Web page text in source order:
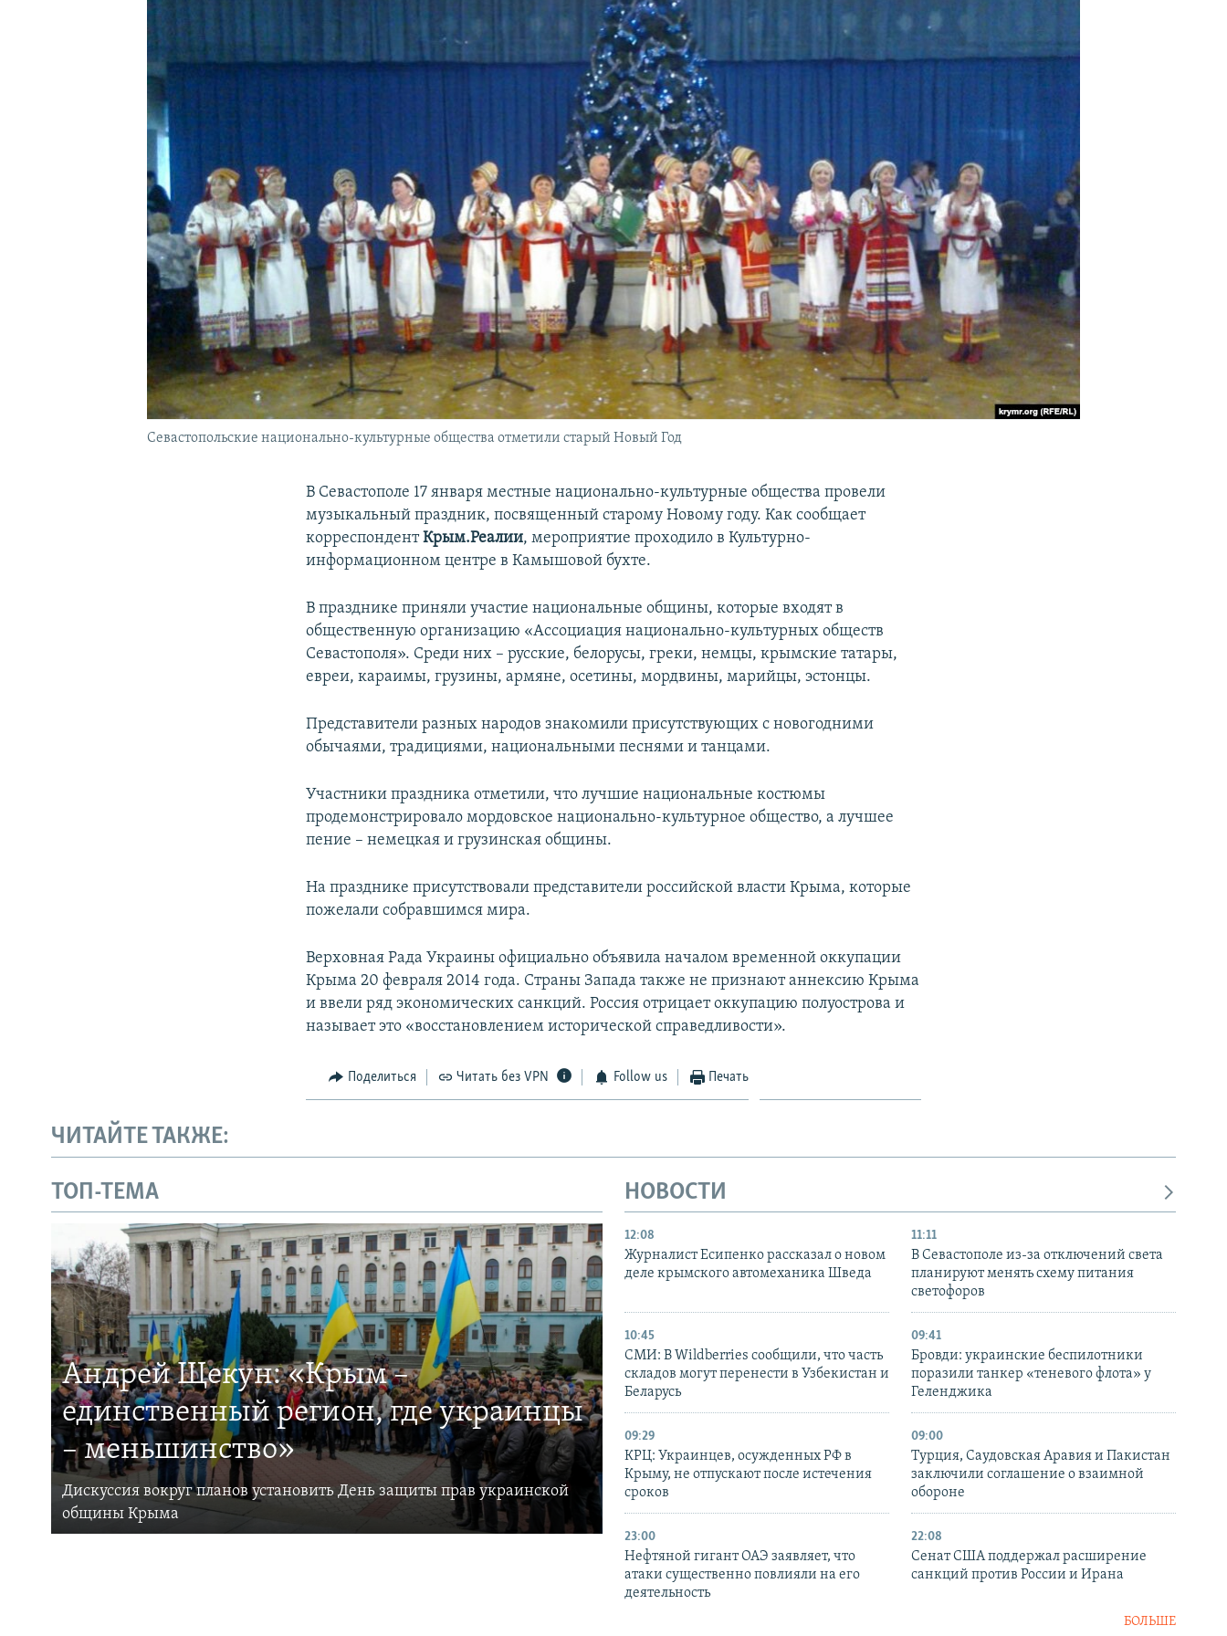
УКРАИНСКАЯ ПРОБЛЕМА КРЫМА
Севастопольские национально-культурные общества отметили старый Новый Год
В Севастополе 17 января местные национально-культурные общества провели
музыкальный праздник, посвященный старому Новому году. Как сообщает
корреспондентКрым.Реалии, мероприятие проходило в Культурно-
информационном центре в Камышовой бухте.
В празднике приняли участие национальные общины, которые входят в
общественную организацию «Ассоциация национально-культурных обществ
Севастополя». Среди них – русские, белорусы, греки, немцы, крымские татары,
евреи, караимы, грузины, армяне, осетины, мордвины, марийцы, эстонцы.
Представители разных народов знакомили присутствующих с новогодними
обычаями, традициями, национальными песнями и танцами.
Участники праздника отметили, что лучшие национальные костюмы
продемонстрировало мордовское национально-культурное общество, а лучшее
пение – немецкая и грузинская общины.
На празднике присутствовали представители российской власти Крыма, которые
пожелали собравшимся мира.
Верховная Рада Украины официально объявила началом временной оккупации
Крыма 20 февраля 2014 года. Страны Запада также не признают аннексию Крыма
и ввели ряд экономических санкций. Россия отрицает оккупацию полуострова и
называет это «восстановлением исторической справедливости».
Поделиться Читать без VPN Follow us Печать
ЧИТАЙТЕ ТАКЖЕ:
ТОП-ТЕМА
Андрей Щекун: «Крым –
единственный регион, где украинцы
– меньшинство»
Дискуссия вокруг планов установить День защиты прав украинской
общины Крыма
НОВОСТИ
12:08
Журналист Есипенко рассказал о новом
деле крымского автомеханика Шведа
11:11
В Севастополе из-за отключений света
планируют менять схему питания
светофоров
10:45
СМИ: В Wildberries сообщили, что часть
складов могут перенести в Узбекистан и
Беларусь
09:41
Бровди: украинские беспилотники
поразили танкер «теневого флота» у
Геленджика
09:29
КРЦ: Украинцев, осужденных РФ в
Крыму, не отпускают после истечения
сроков
09:00
Турция, Саудовская Аравия и Пакистан
заключили соглашение о взаимной
обороне
23:00
Нефтяной гигант ОАЭ заявляет, что
атаки существенно повлияли на его
деятельность
22:08
Сенат США поддержал расширение
санкций против России и Ирана
БОЛЬШЕ